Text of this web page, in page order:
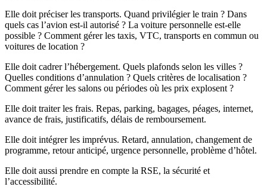
Elle doit préciser les transports. Quand privilégier le train ? Dans
quels cas l’avion est-il autorisé ? La voiture personnelle est-elle
possible ? Comment gérer les taxis, VTC, transports en commun ou
voitures de location ?
Elle doit cadrer l’hébergement. Quels plafonds selon les villes ?
Quelles conditions d’annulation ? Quels critères de localisation ?
Comment gérer les salons ou périodes où les prix explosent ?
Elle doit traiter les frais. Repas, parking, bagages, péages, internet,
avance de frais, justificatifs, délais de remboursement.
Elle doit intégrer les imprévus. Retard, annulation, changement de
programme, retour anticipé, urgence personnelle, problème d’hôtel.
Elle doit aussi prendre en compte la RSE, la sécurité et
l’accessibilité.